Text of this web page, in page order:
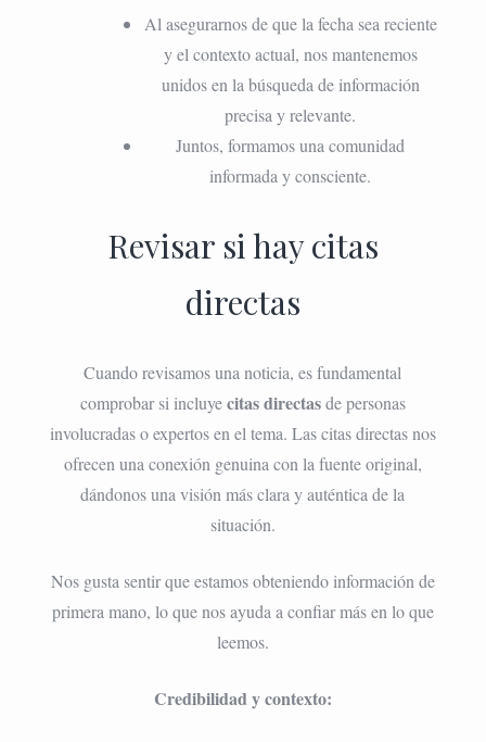
Al asegurarnos de que la fecha sea reciente
y el contexto actual, nos mantenemos
unidos en la búsqueda de información
precisa y relevante.
Juntos, formamos una comunidad
informada y consciente.
Revisar si hay citas
directas
Cuando revisamos una noticia, es fundamental
comprobar si incluyecitas directasde personas
involucradas o expertos en el tema. Las citas directas nos
ofrecen una conexión genuina con la fuente original,
dándonos una visión más clara y auténtica de la
situación.
Nos gusta sentir que estamos obteniendo información de
primera mano, lo que nos ayuda a confiar más en lo que
leemos.
Credibilidad y contexto: